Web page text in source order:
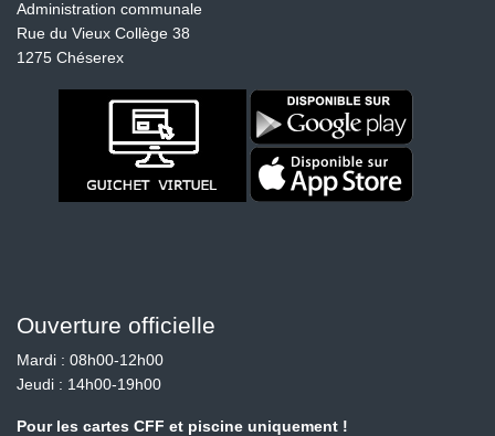
Administration communale
Rue du Vieux Collège 38
1275 Chéserex
Ouverture officielle
Mardi : 08h00-12h00
Jeudi : 14h00-19h00
Pour les cartes CFF et piscine uniquement !